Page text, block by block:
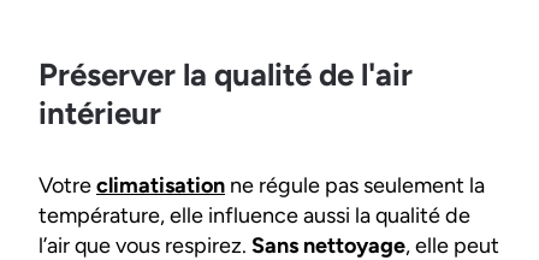
Préserver la qualité de l'air
intérieur
Votreclimatisation ne régule pas seulement la
température, elle influence aussi la qualité de
l’air que vous respirez. Sans nettoyage, elle peut